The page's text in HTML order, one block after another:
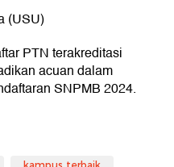
(USU)
PTN terakreditasi
acuan dalam
SNPMB 2024.